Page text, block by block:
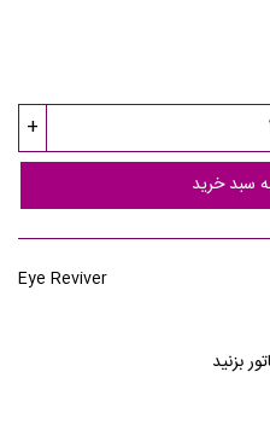
+
سبد خرید
بزنید